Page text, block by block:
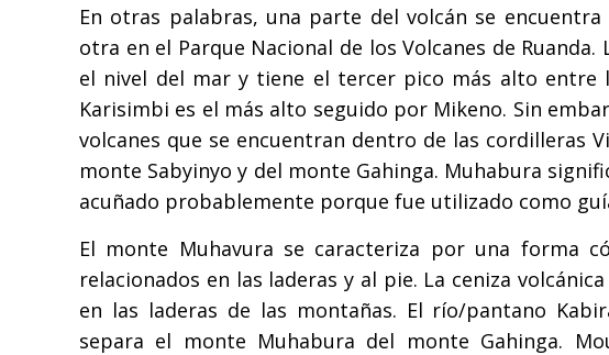
En otras palabras, una parte del volcán se
otra en el Parque Nacional de los Volcanes de
el nivel del mar y tiene el tercer pico más alto entre
Karisimbi es el más alto seguido por Mikeno. Sin
volcanes que se encuentran dentro de las cordilleras
monte Sabyinyo y del monte Gahinga. Muhabura
acuñado probablemente porque fue utilizado como
El monte Muhavura se caracteriza por una forma
relacionados en las laderas y al pie. La ceniza
en las laderas de las montañas. El río/pantano
separa el monte Muhabura del monte Gahinga.